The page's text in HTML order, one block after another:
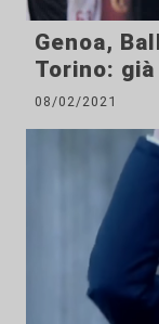
Genoa,
Torino:
08/02/2021